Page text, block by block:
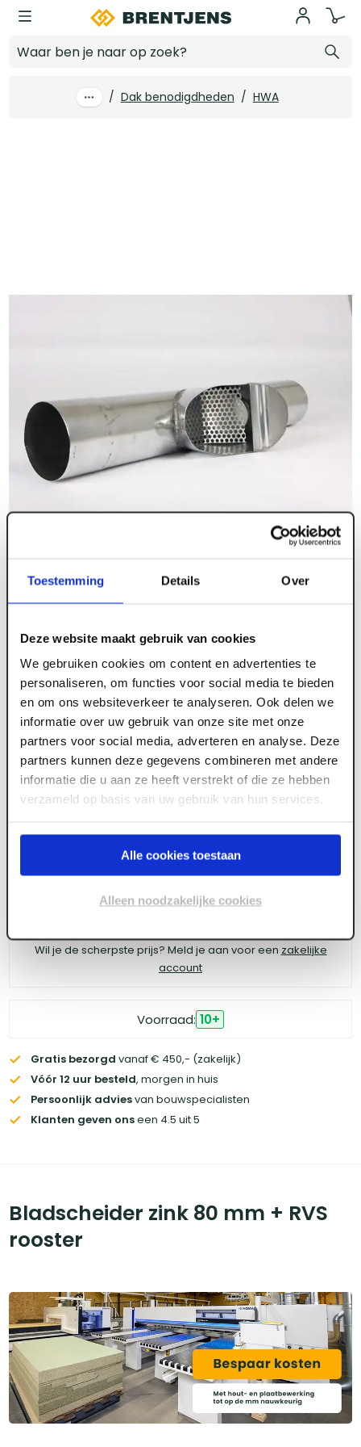
Toestemming Details Over
Deze website maakt gebruik van cookies
We gebruiken cookies om content en advertenties te
personaliseren, om functies voor social media te bieden
en om ons websiteverkeer te analyseren. Ook delen we
informatie over uw gebruik van onze site met onze
partners voor social media, adverteren en analyse. Deze
partners kunnen deze gegevens combineren met andere
informatie die u aan ze heeft verstrekt of die ze hebben
verzameld op basis van uw gebruik van hun services.
Alle cookies toestaan
Alleen noodzakelijke cookies
Ga naar hoofdinhoud
/ Dak benodigdheden / HWA
ART003460
Bladscheider zink 80 mm + RVS rooster
Meld je aan of maak een account aan om toegang
Log in voor prijzen
Wil je de scherpste prijs? Meld je aan voor een zakelijke
account
Voorraad: 10+
Gratis bezorgd vanaf € 450,- (zakelijk)
Vóór 12 uur besteld, morgen in huis
Persoonlijk adviesvan bouwspecialisten
Klanten geven onseen 4.5 uit 5
Bladscheider zink 80 mm + RVS
rooster
Log in voor prijzen